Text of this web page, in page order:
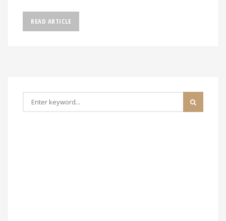
READ ARTICLE